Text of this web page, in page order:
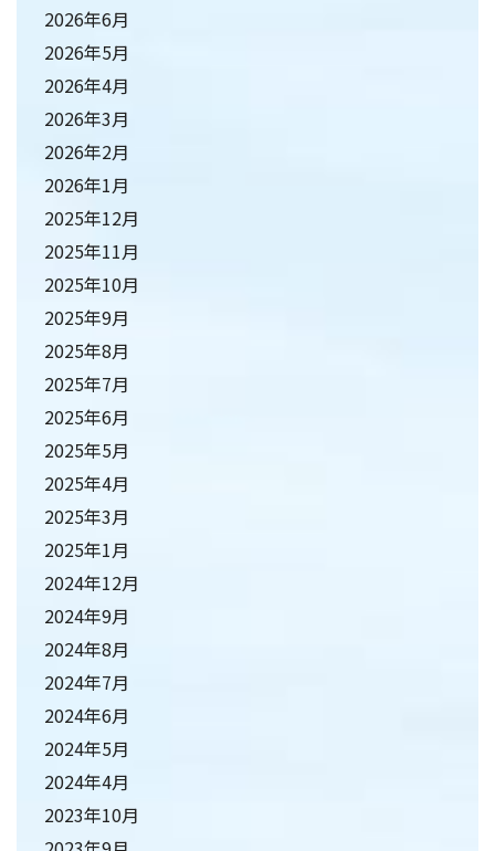
2026年6月
2026年5月
2026年4月
2026年3月
2026年2月
2026年1月
2025年12月
2025年11月
2025年10月
2025年9月
2025年8月
2025年7月
2025年6月
2025年5月
2025年4月
2025年3月
2025年1月
2024年12月
2024年9月
2024年8月
2024年7月
2024年6月
2024年5月
2024年4月
2023年10月